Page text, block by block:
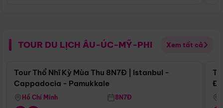
TOUR DU LỊCH ÂU-ÚC-MỸ-PHI Xem tất cả
Điểm nổi bật
Tour Thổ Nhĩ Kỳ Mùa Thu 8N7Đ | Istanbul -
Cappadocia - Pamukkale
Hồ Chí Minh 8N7Đ